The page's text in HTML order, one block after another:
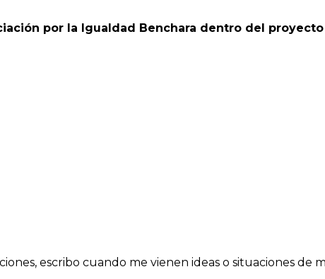
por la Igualdad Benchara dentro del
escribo cuando me vienen ideas o situaciones de